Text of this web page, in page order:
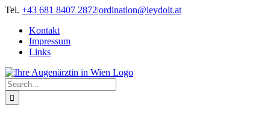
Skip
content
Tel. +43 681 8407 2872|ordination@leydolt.at
Kontakt
Impressum
Links
Search
for: